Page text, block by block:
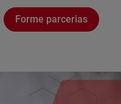
Forme parcerias